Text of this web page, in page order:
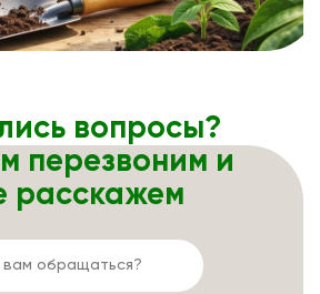
вопросы?
перезвоним и
расскажем